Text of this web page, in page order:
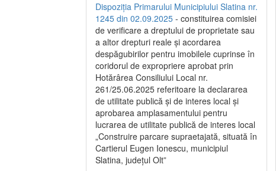
Dispoziția Primarului Municipiului Slatina nr.
1245 din 02.09.2025 - constituirea comisiei
de verificare a dreptului de proprietate sau
a altor drepturi reale și acordarea
despăgubirilor pentru imobilele cuprinse în
coridorul de expropriere aprobat prin
Hotărârea Consiliului Local nr.
261/25.06.2025 referitoare la declararea
de utilitate publică și de interes local și
aprobarea amplasamentului pentru
lucrarea de utilitate publică de interes local
„Construire parcare supraetajată, situată în
Cartierul Eugen Ionescu, municipiul
Slatina, județul Olt”